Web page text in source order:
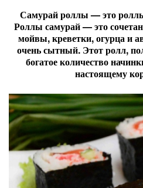
Самурай роллы — это
Роллы самурай — это
мойвы, креветки, огурца и
очень сытный. Этот ролл,
богатое количество
настоящему